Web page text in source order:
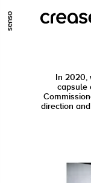
ALLER AU
In 2020,
capsule
direction